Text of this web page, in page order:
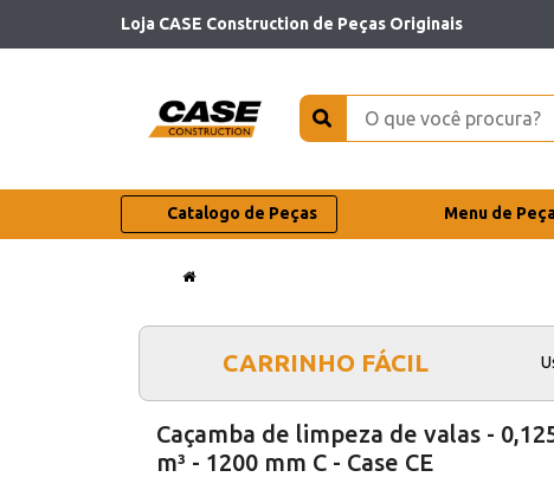
Loja CASE Construction de Peças Originais
Catalogo de Peças Menu de
CARRINHO FÁCIL
Caçamba de limpeza de valas -
m³ - 1200 mm C - Case CE